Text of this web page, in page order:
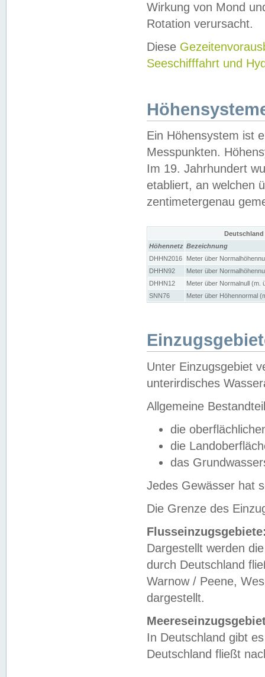
Wirkung von Mond
Rotation verursacht.
Diese
Seeschifffahrt und
Ein Höhensystem ist
Messpunkten.
Im 19. Jahrhundert
etabliert, an welchen
zentimetergenau
Höhennetz Bezeichnung
DHHN2016
Meter über
DHHN92
Meter über
DHHN12
Meter über Normalnull (m.
SNN76
Meter über Höhennormal
Unter Einzugsgebiet
unterirdisches
Allgemeine
die
die
das
Jedes Gewässer hat
Die Grenze des
Dargestellt werden
durch Deutschland
Warnow / Peene,
dargestellt.
In Deutschland gibt
Deutschland fließt